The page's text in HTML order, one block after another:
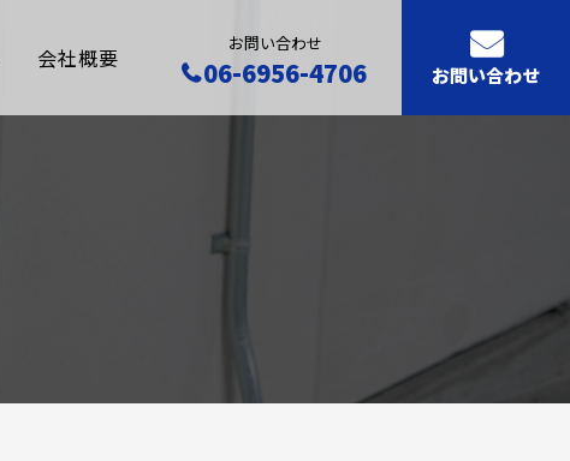
会社概要 お問い合わせ
06-6956-4706 お問い合わせ